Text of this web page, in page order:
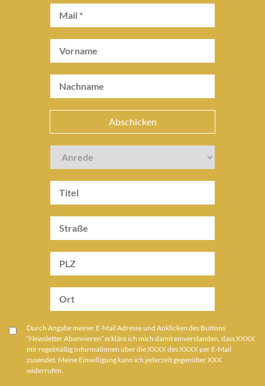
Durch Angabe meiner E-Mail Adresse und Anklicken des Buttons
“Newsletter Abonnieren” erkläre ich mich damit einverstanden, dass XXXX
mir regelmäßig Informationen über die XXXX des XXXX per E-Mail
zusendet. Meine Einwilligung kann ich jederzeit gegenüber XXX
widerrufen.
Abschicken